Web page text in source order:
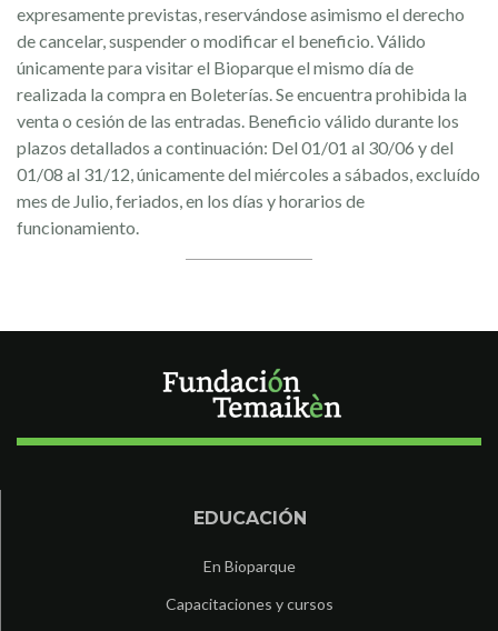
expresamente previstas, reservándose asimismo el derecho
de cancelar, suspender o modificar el beneficio. Válido
únicamente para visitar el Bioparque el mismo día de
realizada la compra en Boleterías. Se encuentra prohibida la
venta o cesión de las entradas. Beneficio válido durante los
plazos detallados a continuación: Del 01/01 al 30/06 y del
01/08 al 31/12, únicamente del miércoles a sábados, excluído
mes de Julio, feriados, en los días y horarios de
funcionamiento.
EDUCACIÓN
En Bioparque
Capacitaciones y cursos